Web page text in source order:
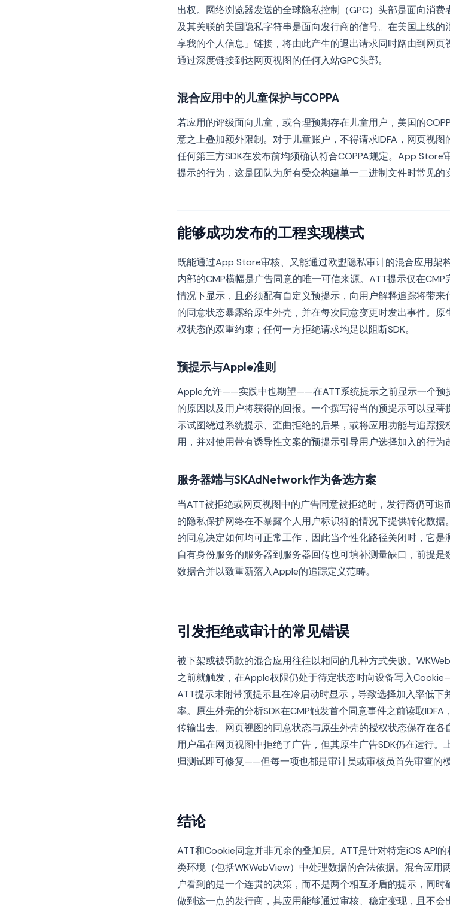
出权。网络浏览器发送的全球隐私控制（GPC）头部是面向消费
及其关联的美国隐私字符串是面向发行商的信号。在美国上线
享我的个人信息」链接，将由此产生的退出请求同时路由到网页
通过深度链接到达网页视图的任何入站GPC头部。
混合应用中的儿童保护与COPPA
若应用的评级面向儿童，或合理预期存在儿童用户，美国的
意之上叠加额外限制。对于儿童账户，不得请求IDFA，网页视
任何第三方SDK在发布前均须确认符合COPPA规定。App
提示的行为，这是团队为所有受众构建单一二进制文件时常见的
能够成功发布的工程实现模式
既能通过App Store审核、又能通过欧盟隐私审计的混合应用架
内部的CMP横幅是广告同意的唯一可信来源。ATT提示仅在
情况下显示，且必须配有自定义预提示，向用户解释追踪将带
的同意状态暴露给原生外壳，并在每次同意变更时发出事件。原
权状态的双重约束；任何一方拒绝请求均足以阻断SDK。
预提示与Apple准则
Apple允许——实践中也期望——在ATT系统提示之前显示一个预
的原因以及用户将获得的回报。一个撰写得当的预提示可以显
示试图绕过系统提示、歪曲拒绝的后果，或将应用功能与追踪
用，并对使用带有诱导性文案的预提示引导用户选择加入的行为
服务器端与SKAdNetwork作为备选方案
当ATT被拒绝或网页视图中的广告同意被拒绝时，发行商仍可退
的隐私保护网络在不暴露个人用户标识符的情况下提供转化数
的同意决定如何均可正常工作，因此当个性化路径关闭时，它
自有身份服务的服务器到服务器回传也可填补测量缺口，前提
数据合并以致重新落入Apple的追踪定义范畴。
引发拒绝或审计的常见错误
被下架或被罚款的混合应用往往以相同的几种方式失败。
之前就触发，在Apple权限仍处于待定状态时向设备写入
ATT提示未附带预提示且在冷启动时显示，导致选择加入率低
率。原生外壳的分析SDK在CMP触发首个同意事件之前读取
传输出去。网页视图的同意状态与原生外壳的授权状态保存在
用户虽在网页视图中拒绝了广告，但其原生广告SDK仍在运行
归测试即可修复——但每一项也都是审计员或审核员首先审查的模
结论
ATT和Cookie同意并非冗余的叠加层。ATT是针对特定iOS API
类环境（包括WKWebView）中处理数据的合法依据。混合应用
户看到的是一个连贯的决策，而不是两个相互矛盾的提示，同时
做到这一点的发行商，其应用能够通过审核、稳定变现，且不